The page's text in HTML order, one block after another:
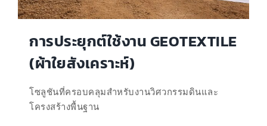
การประยุกต์ใช้งาน GEOTEXTILE
(ผ้าใยสังเคราะห์)
โซลูชันที่ครอบคลุมสำหรับงานวิศวกรรมดินและ
โครงสร้างพื้นฐาน